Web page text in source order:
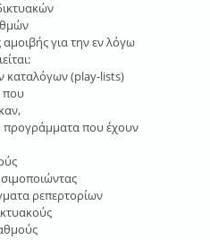
για την εν λόγω
καταλόγων (play-lists)
που
προγράμματα που έχουν
ρεπερτορίων